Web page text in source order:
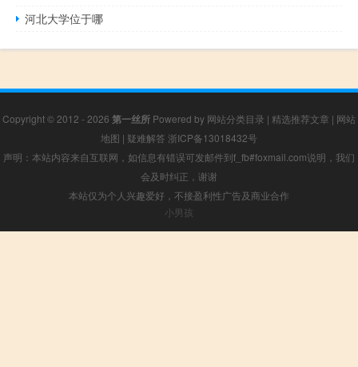
河北大学位于哪
Copyright © 2012 - 2026 第一丝所 Powered by 网站分类目录 | 精选推荐文章 | 网站
地图 | 疑难解答 浙ICP备13018432号
声明：本站内容来自互联网，如信息有错误可发邮件到f_fb#foxmail.com说明，我们
会及时纠正，谢谢
本站仅为个人兴趣爱好，不接盈利性广告及商业合作
小男孩